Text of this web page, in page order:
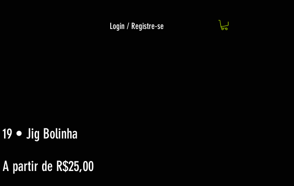
Login / Registre-se
19 • Jig Bolinha
A partir de R$25,00Preço